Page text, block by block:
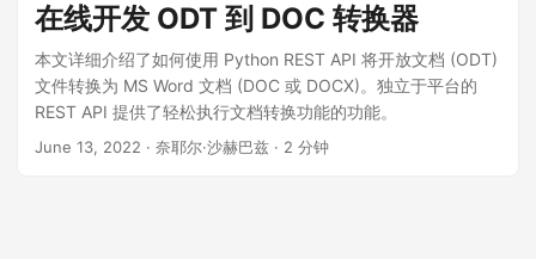
在线开发 ODT 到 DOC 转换器
本文详细介绍了如何使用 Python REST API 将开放文档 (ODT)
文件转换为 MS Word 文档 (DOC 或 DOCX)。独立于平台的
REST API 提供了轻松执行文档转换功能的功能。
June 13, 2022 · 奈耶尔·沙赫巴兹 · 2 分钟